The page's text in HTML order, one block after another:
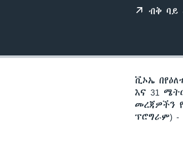
ብቅ ባይ
ቪኦኤ
እና 31
መረጃዎችን
ፕሮግራም) -